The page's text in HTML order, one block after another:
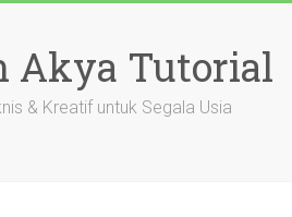
Akya Tutorial
& Kreatif untuk Segala Usia